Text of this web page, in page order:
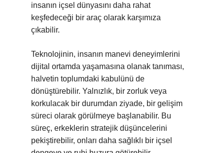
insanın içsel dünyasını daha rahat
keşfedeceği bir araç olarak karşımıza
çıkabilir.
Teknolojinin, insanın manevi deneyimlerini
dijital ortamda yaşamasına olanak tanıması,
halvetin toplumdaki kabulünü de
dönüştürebilir. Yalnızlık, bir zorluk veya
korkulacak bir durumdan ziyade, bir gelişim
süreci olarak görülmeye başlanabilir. Bu
süreç, erkeklerin stratejik düşüncelerini
pekiştirebilir, onları daha sağlıklı bir içsel